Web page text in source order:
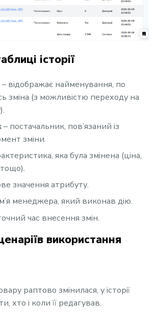
історії
– відображає найменування, по
зміна (з можливістю переходу на
– постачальник, пов’язаний із
зміни.
яка була змінена (ціна,
значення атрибуту.
менеджера, який виконав дію.
час внесення змін.
використання
раптово змінилася, у історії
хто і коли її редагував.